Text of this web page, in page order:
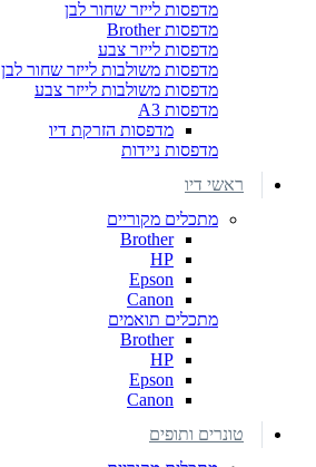
מדפסות לייזר שחור לבן
מדפסות Brother
מדפסות לייזר צבע
מדפסות משולבות לייזר שחור לבן
מדפסות משולבות לייזר צבע
מדפסות A3
מדפסות הזרקת דיו
מדפסות ניידות
ראשי דיו
מתכלים מקוריים
Brother
HP
Epson
Canon
מתכלים תואמים
Brother
HP
Epson
Canon
טונרים ותופים